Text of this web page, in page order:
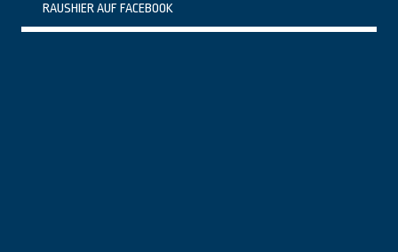
RAUSHIER AUF FACEBOOK